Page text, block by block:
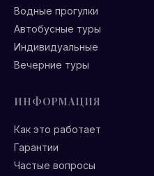
Водные прогулки
Автобусные туры
Индивидуальные
Вечерние туры
ИНФОРМАЦИЯ
Как это работает
Гарантии
Частые вопросы